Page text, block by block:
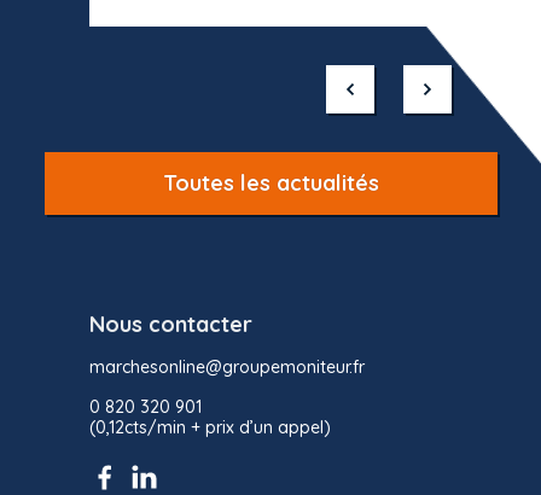
Toutes les actualités
Nous contacter
marchesonline@groupemoniteur.fr
0 820 320 901
(0,12cts/min + prix d’un appel)